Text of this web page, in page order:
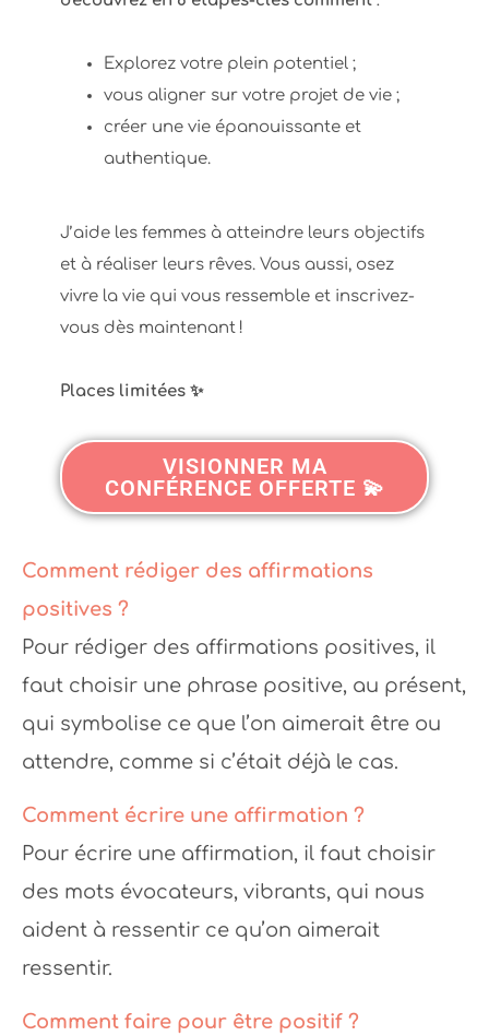
Explorez votre plein potentiel ;
vous aligner sur votre projet de vie ;
créer une vie épanouissante et
authentique.
J’aide les femmes à atteindre leurs objectifs
et à réaliser leurs rêves. Vous aussi, osez
vivre la vie qui vous ressemble et inscrivez-
vous dès maintenant !
Places limitées ✨
VISIONNER MA
CONFÉRENCE OFFERTE 💫
Comment rédiger des affirmations
positives ?
Pour rédiger des affirmations positives, il
faut choisir une phrase positive, au présent,
qui symbolise ce que l’on aimerait être ou
attendre, comme si c’était déjà le cas.
Comment écrire une affirmation ?
Pour écrire une affirmation, il faut choisir
des mots évocateurs, vibrants, qui nous
aident à ressentir ce qu’on aimerait
ressentir.
Comment faire pour être positif ?